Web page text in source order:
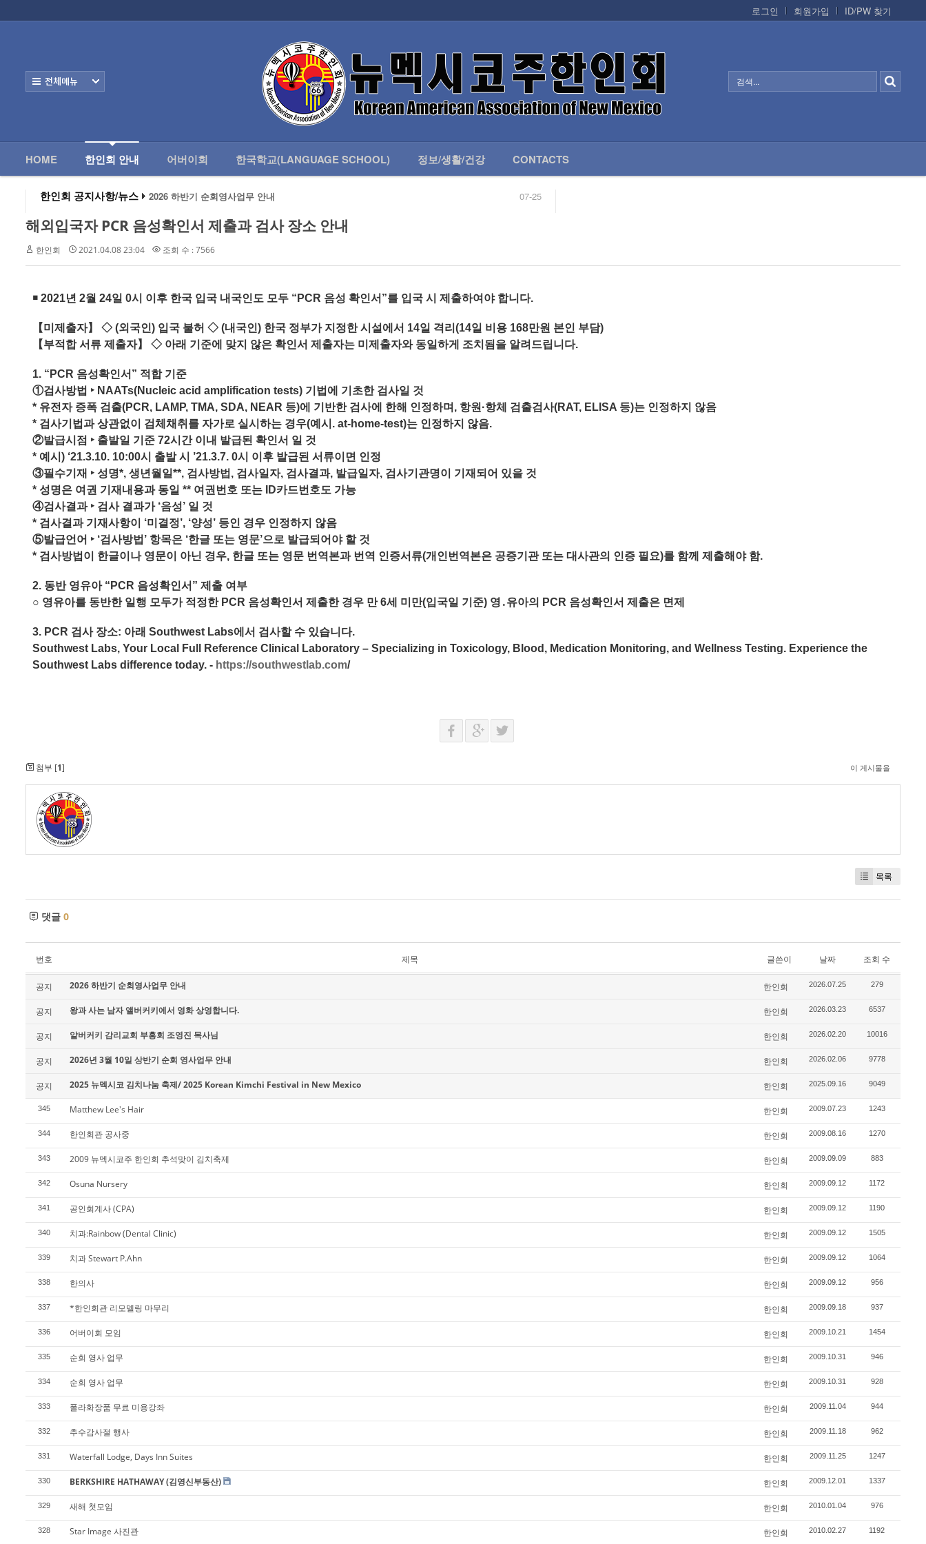
로그인
회원가입 ID/PW 찾기
HOME 한인회 안내 어버이회 한국학교(LANGUAGE SCHOOL) 정보/생활/건강 CONTACTS
한인회 공지사항/뉴스 07-25
2026 하반기 순회영사업무 안내
왕과 사는 남자 앨버커키에서 영화 상영합니다.
알버커키 감리교회 부흥회 조영진 목사님
2026년 3월 10일 상반기 순회 영사업무 안내
2026 하반기 순회영사업무 안내
해외입국자 PCR 음성확인서 제출과 검사 장소 안내
한인회 2021.04.08 23:04 조회 수 : 7566
￭ 2021년 2월 24일 0시 이후 한국 입국 내국인도 모두 “PCR 음성 확인서”를 입국 시 제출하여야 합니다.
【미제출자】 ◇ (외국인) 입국 불허 ◇ (내국인) 한국 정부가 지정한 시설에서 14일 격리(14일 비용 168만원 본인 부담)
【부적합 서류 제출자】 ◇ 아래 기준에 맞지 않은 확인서 제출자는 미제출자와 동일하게 조치됨을 알려드립니다.
1. “PCR 음성확인서” 적합 기준
①검사방법 ‣ NAATs(Nucleic acid amplification tests) 기법에 기초한 검사일 것
* 유전자 증폭 검출(PCR, LAMP, TMA, SDA, NEAR 등)에 기반한 검사에 한해 인정하며, 항원·항체 검출검사(RAT, ELISA 등)는 인정하지 않음
* 검사기법과 상관없이 검체채취를 자가로 실시하는 경우(예시. at-home-test)는 인정하지 않음.
②발급시점 ‣ 출발일 기준 72시간 이내 발급된 확인서 일 것
* 예시) ‘21.3.10. 10:00시 출발 시 ’21.3.7. 0시 이후 발급된 서류이면 인정
③필수기재 ‣ 성명*, 생년월일**, 검사방법, 검사일자, 검사결과, 발급일자, 검사기관명이 기재되어 있을 것
* 성명은 여권 기재내용과 동일 ** 여권번호 또는 ID카드번호도 가능
④검사결과 ‣ 검사 결과가 ‘음성’ 일 것
* 검사결과 기재사항이 ‘미결정’, ‘양성’ 등인 경우 인정하지 않음
⑤발급언어 ‣ ‘검사방법’ 항목은 ‘한글 또는 영문’으로 발급되어야 할 것
* 검사방법이 한글이나 영문이 아닌 경우, 한글 또는 영문 번역본과 번역 인증서류(개인번역본은 공증기관 또는 대사관의 인증 필요)를 함께 제출해야 함.
2. 동반 영유아 “PCR 음성확인서” 제출 여부
○ 영유아를 동반한 일행 모두가 적정한 PCR 음성확인서 제출한 경우 만 6세 미만(입국일 기준) 영․유아의 PCR 음성확인서 제출은 면제
3. PCR 검사 장소: 아래 Southwest Labs에서 검사할 수 있습니다.
Southwest Labs, Your Local Full Reference Clinical Laboratory – Specializing in Toxicology, Blood, Medication Monitoring, and Wellness Testing. Experience the
Southwest Labs difference today. - https://southwestlab.com/
첨부 [1] 이 게시물을
목록
댓글 0
번호 제목 글쓴이 날짜 조회 수
공지 2026 하반기 순회영사업무 안내 한인회 2026.07.25 279
공지 왕과 사는 남자 앨버커키에서 영화 상영합니다. 한인회 2026.03.23 6537
공지 알버커키 감리교회 부흥회 조영진 목사님 한인회 2026.02.20 10016
공지 2026년 3월 10일 상반기 순회 영사업무 안내 한인회 2026.02.06 9778
공지 2025 뉴멕시코 김치나눔 축제/ 2025 Korean Kimchi Festival in New Mexico 한인회 2025.09.16 9049
345 Matthew Lee's Hair 한인회 2009.07.23 1243
344 한인회관 공사중 한인회 2009.08.16 1270
343 2009 뉴멕시코주 한인회 추석맞이 김치축제 한인회 2009.09.09 883
342 Osuna Nursery 한인회 2009.09.12 1172
341 공인회계사 (CPA) 한인회 2009.09.12 1190
340 치과:Rainbow (Dental Clinic) 한인회 2009.09.12 1505
339 치과 Stewart P.Ahn 한인회 2009.09.12 1064
338 한의사 한인회 2009.09.12 956
337 *한인회관 리모델링 마무리 한인회 2009.09.18 937
336 어버이회 모임 한인회 2009.10.21 1454
335 순회 영사 업무 한인회 2009.10.31 946
334 순회 영사 업무 한인회 2009.10.31 928
333 폴라화장품 무료 미용강좌 한인회 2009.11.04 944
332 추수감사절 행사 한인회 2009.11.18 962
331 Waterfall Lodge, Days Inn Suites 한인회 2009.11.25 1247
330 BERKSHIRE HATHAWAY (김영신부동산) 한인회 2009.12.01 1337
329 새해 첫모임 한인회 2010.01.04 976
328 Star Image 사진관 한인회 2010.02.27 1192
한인회 안내
- 한인회 연혁
- 한인회소식/공지사항
- Event Photos
- 한인회 정관 위원회
어버이회
한국학교(Language School)
정보/생활/건강
Contacts